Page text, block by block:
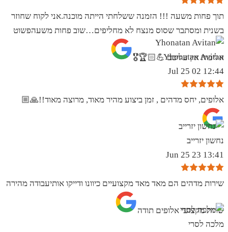
תוך פחות משעה !!! הזמנה ששלחתי הייתה מוכנה.אני לקוח שחוזר
בשנית ומסתבר שסוס מנצח לא מחליפים…שוב פחות משעהפשוט
אליפות אין עליכם 💪🏻🏆🎖
Yhonatan Avitan
12:44 02 Jul 25
אלופים, יחס מדהים , זמן ביצוע מהיר מאוד, מרוצה מאוד!!🙏🏼
נחשון יזרייב
13:41 23 Jun 25
שירות מדהים הם מאד מאד מקצועיים כיוונו ודייקו אותיעבודה מהירה
שרות מקצועי אלופים תודה
מלכה לסרי